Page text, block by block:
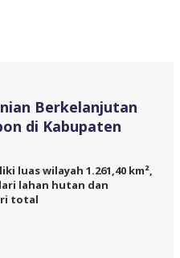
Berkelanjutan
di Kabupaten
luas wilayah 1.261,40 km²,
lahan hutan dan
total